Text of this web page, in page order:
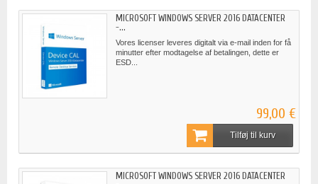
MICROSOFT WINDOWS SERVER 2016 DATACENTER
-...
Vores licenser leveres digitalt via e-mail inden for få
minutter efter modtagelse af betalingen, dette er
ESD...
99,00 €
Tilføj til kurv
MICROSOFT WINDOWS SERVER 2016 DATACENTER